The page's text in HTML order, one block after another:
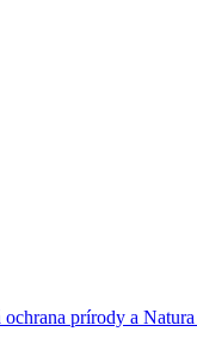
ochrana prírody a